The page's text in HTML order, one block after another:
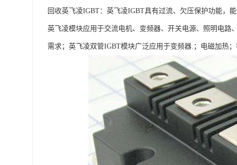
回收英飞凌IGBT：英飞凌IGBT具有过流、欠压保护功能，
英飞凌模块应用于交流电机、变频器、开关电源、照明电路
需求；英飞凌双管IGBT模块广泛应用于变频器.；电磁加热